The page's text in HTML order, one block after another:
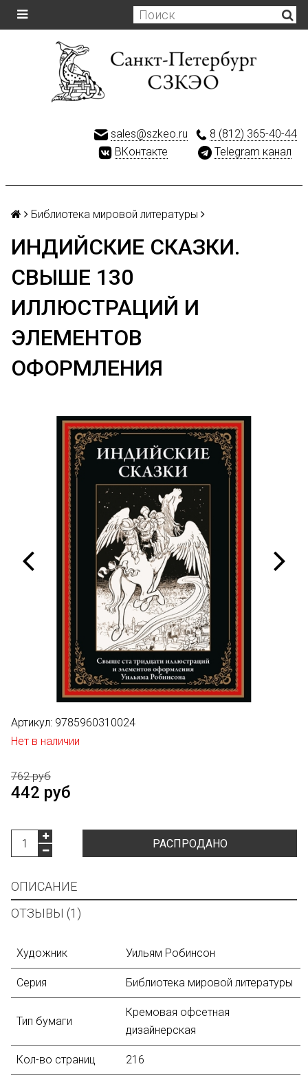
sales@szkeo.ru
8 (812) 365-40-44
ВКонтакте
Telegram канал
Библиотека мировой литературы
ИНДИЙСКИЕ СКАЗКИ.
СВЫШЕ 130
ИЛЛЮСТРАЦИЙ И
ЭЛЕМЕНТОВ
ОФОРМЛЕНИЯ
Артикул: 9785960310024
Нет в наличии
762 руб
442 руб
РАСПРОДАНО
ОПИСАНИЕ
ОТЗЫВЫ (1)
Художник Уильям Робинсон
Серия Библиотека мировой литературы
Тип бумаги
Кремовая офсетная
дизайнерская
Кол-во страниц 216